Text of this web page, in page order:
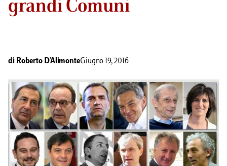
grandi Comuni
di Roberto D'AlimonteGiugno 19, 2016